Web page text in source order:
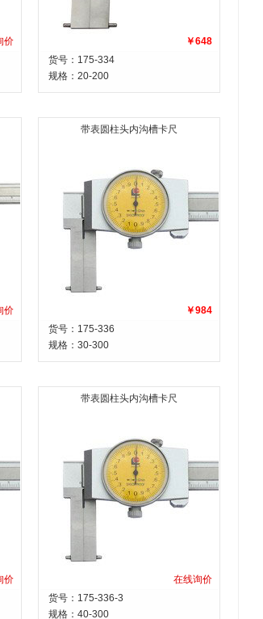
价
￥648
货号：175-334
规格： 20-200
价
带表圆柱头内沟槽卡尺
￥984
货号：175-336
规格： 30-300
价
带表圆柱头内沟槽卡尺
在线询价
货号：175-336-3
规格： 40-300